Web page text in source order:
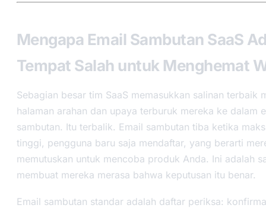
Mengapa Email Sambutan SaaS
Tempat Salah untuk Menghemat
Sebagian besar tim SaaS memasukkan salinan terbaik
halaman arahan dan upaya terburuk mereka ke dalam
sambutan. Itu terbalik. Email sambutan tiba ketika
tinggi, pengguna baru saja mendaftar, yang berarti
memutuskan untuk mencoba produk Anda. Ini adalah
membuat mereka merasa bahwa keputusan itu benar.
Email sambutan standar adalah daftar periksa: